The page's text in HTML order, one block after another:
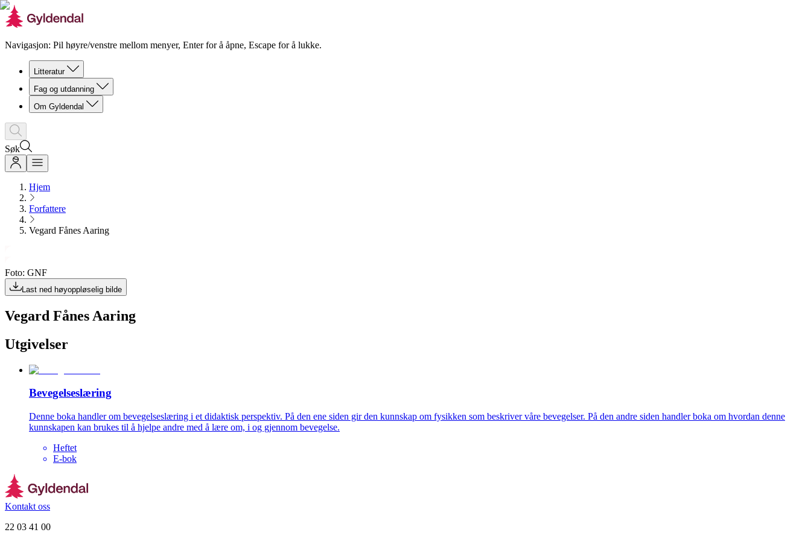
Navigasjon: Pil høyre/venstre mellom menyer, Enter for å åpne, Escape for å lukke.
Litteratur
Fag og utdanning
Om Gyldendal
Søk
Hjem
Forfattere
Vegard Fånes Aaring
Foto: GNF
Last ned høyoppløselig bilde
Vegard Fånes Aaring
Utgivelser
Bevegelseslæring
Denne boka handler om bevegelseslæring i et didaktisk perspektiv. På den ene siden gir den kunnskap om fysikken som beskriver våre bevegelser. På den andre siden handler boka om hvordan denne
kunnskapen kan brukes til å hjelpe andre med å lære om, i og gjennom bevegelse.
Heftet
E-bok
Kontakt oss
22 03 41 00